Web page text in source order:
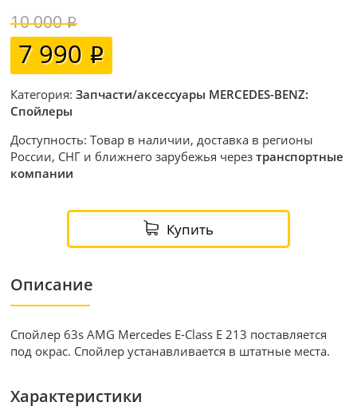
10 000
7 990
Категория:Запчасти/аксессуары MERCEDES-BENZ:
Спойлеры
Доступность: Товар в наличии, доставка в регионы
России, СНГ и ближнего зарубежья черезтранспортные
компании
Купить
Описание
Спойлер 63s AMG Mercedes E-Class E 213 поставляется
под окрас. Спойлер устанавливается в штатные места.
Характеристики